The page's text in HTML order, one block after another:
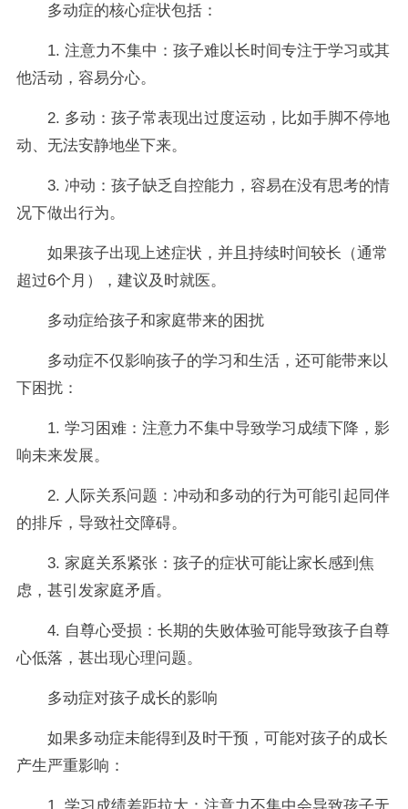
多动症的核心症状包括：
1. 注意力不集中：孩子难以长时间专注于学习或其
他活动，容易分心。
2. 多动：孩子常表现出过度运动，比如手脚不停地
动、无法安静地坐下来。
3. 冲动：孩子缺乏自控能力，容易在没有思考的情
况下做出行为。
如果孩子出现上述症状，并且持续时间较长（通常
超过6个月），建议及时就医。
多动症给孩子和家庭带来的困扰
多动症不仅影响孩子的学习和生活，还可能带来以
下困扰：
1. 学习困难：注意力不集中导致学习成绩下降，影
响未来发展。
2. 人际关系问题：冲动和多动的行为可能引起同伴
的排斥，导致社交障碍。
3. 家庭关系紧张：孩子的症状可能让家长感到焦
虑，甚引发家庭矛盾。
4. 自尊心受损：长期的失败体验可能导致孩子自尊
心低落，甚出现心理问题。
多动症对孩子成长的影响
如果多动症未能得到及时干预，可能对孩子的成长
产生严重影响：
1. 学习成绩差距拉大：注意力不集中会导致孩子无